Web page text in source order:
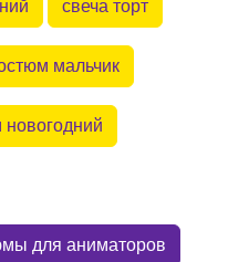
свеча торт
мальчик
новогодний
для аниматоров